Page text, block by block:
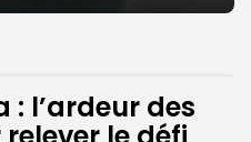
: l’ardeur des